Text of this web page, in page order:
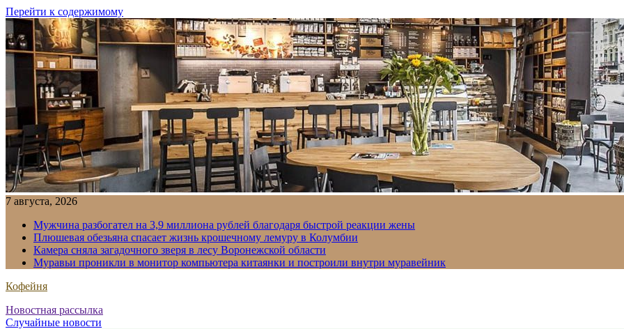
Перейти к содержимому
7 августа, 2026
Мужчина разбогател на 3,9 миллиона рублей благодаря быстрой реакции жены
Плюшевая обезьяна спасает жизнь крошечному лемуру в Колумбии
Камера сняла загадочного зверя в лесу Воронежской области
Муравьи проникли в монитор компьютера китаянки и построили внутри муравейник
Кофейня
Новостная рассылка
Случайные новости